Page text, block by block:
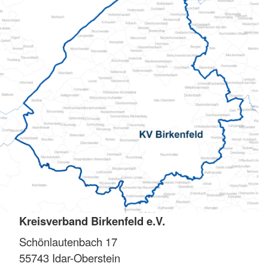
Kreisverband Birkenfeld e.V.
Schönlautenbach 17
55743 Idar-Oberstein